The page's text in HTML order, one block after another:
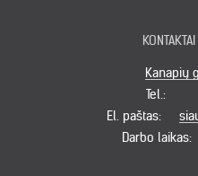
Kanapių
Tel.:
El. paštas:
Darbo laikas: